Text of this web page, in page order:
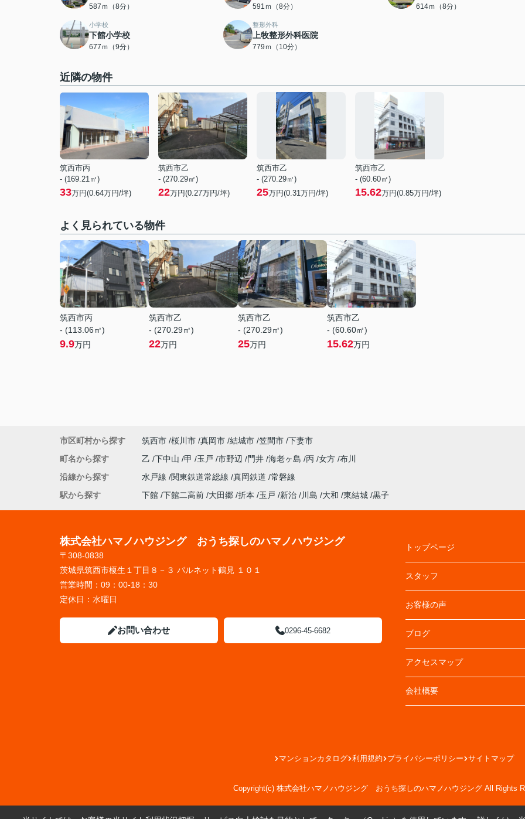
587ｍ（8分） 591ｍ（8分） 614ｍ（8分）
小学校
下館小学校
677ｍ（9分）
整形外科
上牧整形外科医院
779ｍ（10分）
近隣の物件
筑西市丙
- (169.21㎡)
33万円(0.64万円/坪)
筑西市乙
- (270.29㎡)
22万円(0.27万円/坪)
筑西市乙
- (270.29㎡)
25万円(0.31万円/坪)
筑西市乙
- (60.60㎡)
15.62万円(0.85万円/坪)
よく見られている物件
筑西市丙
- (113.06㎡)
9.9万円
筑西市乙
- (270.29㎡)
22万円
筑西市乙
- (270.29㎡)
25万円
筑西市乙
- (60.60㎡)
15.62万円
市区町村から探す 筑西市 桜川市 真岡市 結城市 笠間市 下妻市
町名から探す
乙 下中山 甲 玉戸 市野辺 門井 海老ヶ島 丙 女方 布川
沿線から探す
水戸線 関東鉄道常総線 真岡鉄道 常磐線
駅から探す
下館 下館二高前 大田郷 折本 玉戸 新治 川島 大和 東結城 黒子
株式会社ハマノハウジング おうち探しのハマノハウジング
〒308-0838
茨城県筑西市榎生１丁目８－３ パルネット鶴見 １０１
営業時間： 09：00-18：30
定休日： 水曜日
お問い合わせ 0296-45-6682
トップページ
スタッフ
お客様の声
ブログ
アクセスマップ
会社概要
マンションカタログ 利用規約 プライバシーポリシー サイトマップ
Copyright(c) 株式会社ハマノハウジング おうち探しのハマノハウジング All Rights